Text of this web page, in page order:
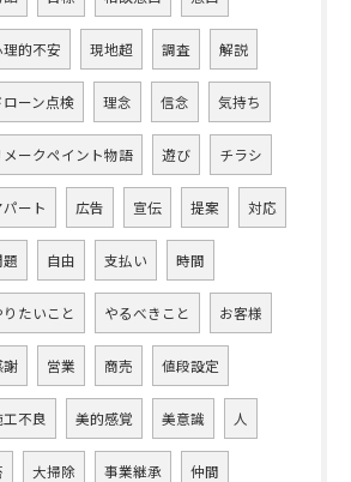
理的不安 現地超 調査 解説
ローン点検 理念 信念 気持ち
メークペイント物語 遊び チラシ
パート 広告 宣伝 提案 対応
題 自由 支払い 時間
りたいこと やるべきこと お客様
謝 営業 商売 値段設定
工不良 美的感覚 美意識 人
大掃除 事業継承 仲間